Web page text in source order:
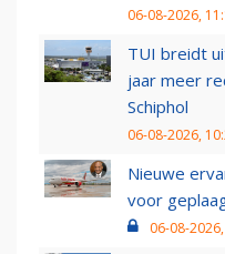
06-08-2026,
TUI breidt
jaar meer
Schiphol
06-08-2026,
Nieuwe
voor
06-08-